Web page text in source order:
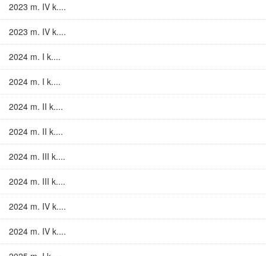
2023 m. IV k....
2023 m. IV k....
2024 m. I k....
2024 m. I k....
2024 m. II k....
2024 m. II k....
2024 m. III k....
2024 m. III k....
2024 m. IV k....
2024 m. IV k....